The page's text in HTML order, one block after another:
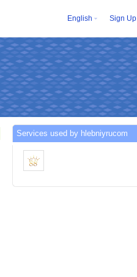
English Sign Up
Services used by hlebniyrucom